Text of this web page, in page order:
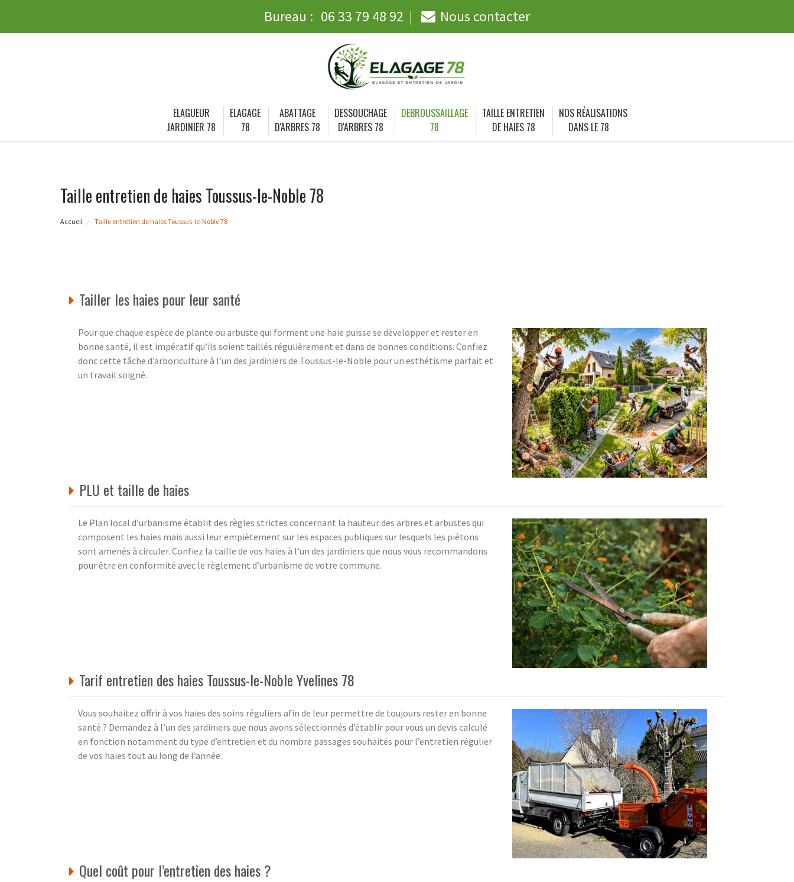
Bureau : 06 33 79 48 92 Nous contacter
ELAGUEUR
JARDINIER 78
ELAGAGE
78
ABATTAGE
D'ARBRES 78
DESSOUCHAGE
D'ARBRES 78
DEBROUSSAILLAGE
78
TAILLE ENTRETIEN
DE HAIES 78
NOS RÉALISATIONS
DANS LE 78
Taille entretien de haies Toussus-le-Noble 78
Accueil Taille entretien de haies Toussus-le-Noble 78
Tailler les haies pour leur santé
Pour que chaque espèce de plante ou arbuste qui forment une haie puisse se développer et rester en
bonne santé, il est impératif qu’ils soient taillés régulièrement et dans de bonnes conditions. Confiez
donc cette tâche d’arboriculture à l’un des jardiniers de Toussus-le-Noble pour un esthétisme parfait et
un travail soigné.
PLU et taille de haies
Le Plan local d’urbanisme établit des règles strictes concernant la hauteur des arbres et arbustes qui
composent les haies mais aussi leur empiètement sur les espaces publiques sur lesquels les piétons
sont amenés à circuler. Confiez la taille de vos haies à l’un des jardiniers que nous vous recommandons
pour être en conformité avec le règlement d’urbanisme de votre commune.
Tarif entretien des haies Toussus-le-Noble Yvelines 78
Vous souhaitez offrir à vos haies des soins réguliers afin de leur permettre de toujours rester en bonne
santé ? Demandez à l’un des jardiniers que nous avons sélectionnés d’établir pour vous un devis calculé
en fonction notamment du type d’entretien et du nombre passages souhaités pour l’entretien régulier
de vos haies tout au long de l’année.
Quel coût pour l’entretien des haies ?